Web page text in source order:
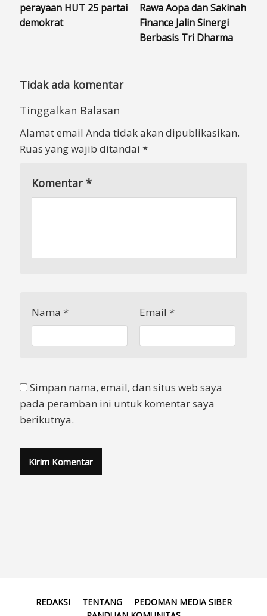
perayaan HUT 25 partai
demokrat
Rawa Aopa dan Sakinah
Finance Jalin Sinergi
Berbasis Tri Dharma
Tidak ada komentar
Tinggalkan Balasan
Alamat email Anda tidak akan dipublikasikan.
Ruas yang wajib ditandai *
Komentar*
Nama * Email *
Simpan nama, email, dan situs web saya
pada peramban ini untuk komentar saya
berikutnya.
REDAKSI TENTANG
PEDOMAN MEDIA SIBER